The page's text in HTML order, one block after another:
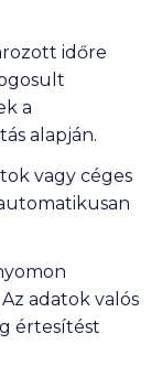
időre
a
alapján.
vagy céges
adatok valós
értesítést